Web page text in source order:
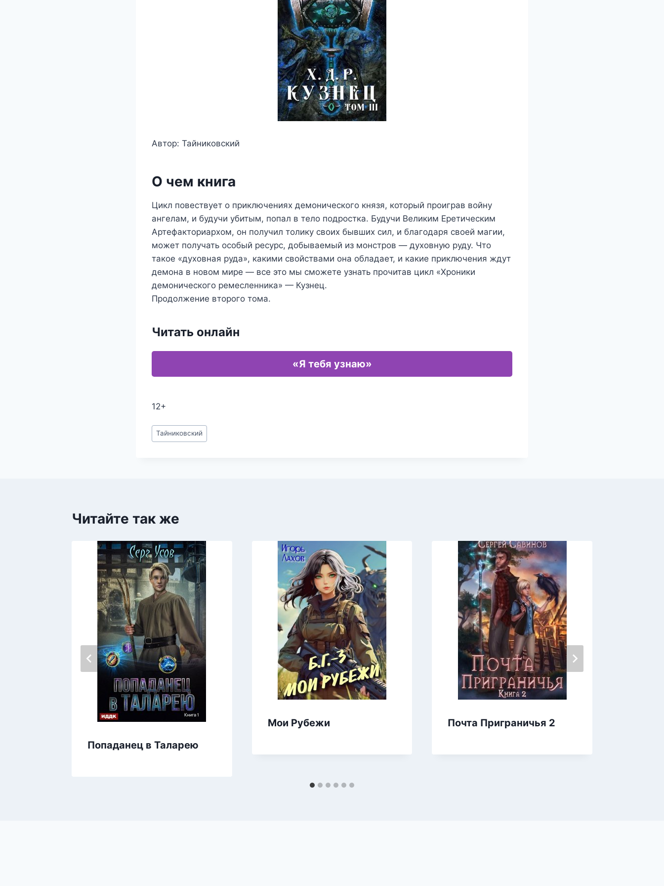
Автор: Тайниковский
О чем книга
Цикл повествует о приключениях демонического князя, который проиграв войну
ангелам, и будучи убитым, попал в тело подростка. Будучи Великим Еретическим
Артефакториархом, он получил толику своих бывших сил, и благодаря своей магии,
может получать особый ресурс, добываемый из монстров — духовную руду. Что
такое «духовная руда», какими свойствами она обладает, и какие приключения ждут
демона в новом мире — все это мы сможете узнать прочитав цикл «Хроники
демонического ремесленника» — Кузнец.
Продолжение второго тома.
Читать онлайн
«Я тебя узнаю»
12+
Метки
записи:
Тайниковский
Читайте так же
Попаданец в Таларею
Мои Рубежи Почта Приграничья 2